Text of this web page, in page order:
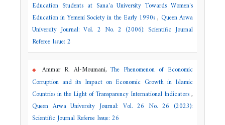
Education Students at Sana'a University Towards Women's
Education in Yemeni Society in the Early 1990s, Queen Arwa
University Journal: Vol. 2 No. 2 (2006): Scientific Journal
Referee Issue: 2
Ammar R. Al-Moumani,The Phenomenon of Economic
Corruption and its Impact on Economic Growth in Islamic
Countries in the Light of Transparency International Indicators,
Queen Arwa University Journal: Vol. 26 No. 26 (2023):
Scientific Journal Referee Issue: 26